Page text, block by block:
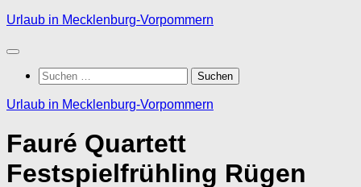
Zum
springen
Urlaub in Mecklenburg-Vorpommern
Suchen
nach:
Urlaub in Mecklenburg-Vorpommern
Fauré Quartett
Festspielfrühling Rügen